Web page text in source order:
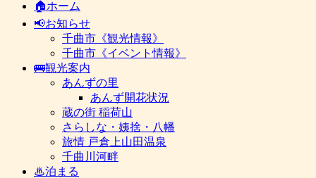
🏠ホーム
📢お知らせ
千曲市《観光情報》
千曲市《イベント情報》
🚌観光案内
あんずの里
あんず開花状況
蔵の街 稲荷山
さらしな・姨捨・八幡
旅情 戸倉上山田温泉
千曲川河畔
♨泊まる